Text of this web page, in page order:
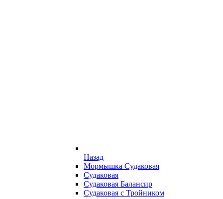
Назад
Мормышка Судаковая
Судаковая
Судаковая Балансир
Судаковая с Тройником